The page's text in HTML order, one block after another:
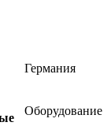
Германия
Оборудование